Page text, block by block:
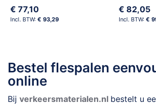
€ 77,10
€ 93,29
€ 82,05
€
Bestel flespalen
online
Bij verkeersmaterialen.nl bestelt u